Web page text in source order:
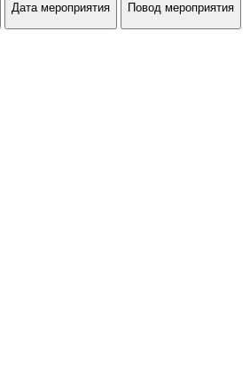
Дата мероприятия Повод мероприятия